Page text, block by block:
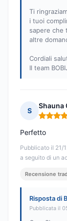
Ti
i tuoi
sapere che
altre
Cordiali
Il team
S
Shauna
Nota: 5
Pubblicato il 21/
a seguito di un
Perfetto
Recensione
Risposta di
Pubblicata il